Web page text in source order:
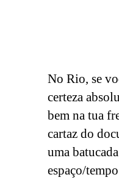
No Rio, se
certeza
bem na tua
cartaz do
uma
espaço/